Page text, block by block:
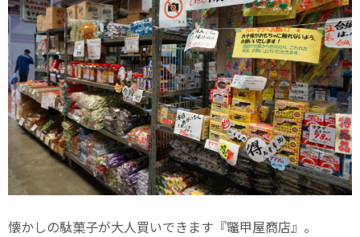
懐かしの駄菓子が大人買いできます『鼈甲屋商店』。